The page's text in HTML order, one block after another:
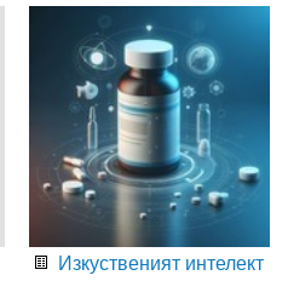
Изкуственият интелект